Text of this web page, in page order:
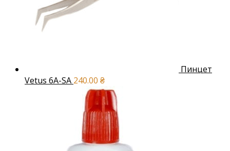
Пинцет
Vetus 6A-SA 240.00 ₴